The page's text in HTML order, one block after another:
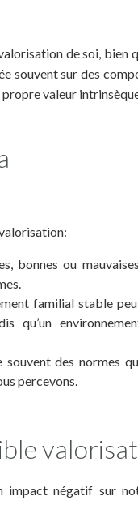
de soi, bien
souvent sur des
propre valeur
bonnes ou
familial stable
qu’un
souvent des normes
percevons.
négatif sur